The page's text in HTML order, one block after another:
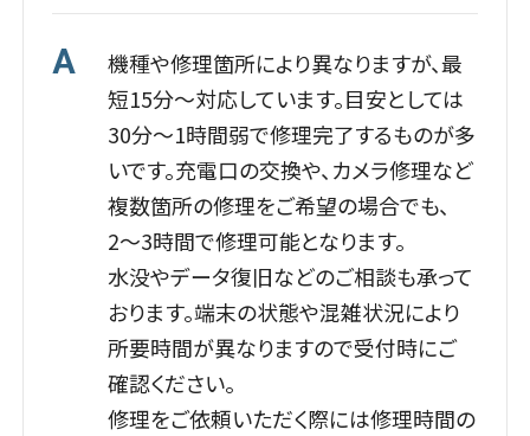
さい。
03.郵送いただいた端末を修理
お送りいただいた端末がお店に到
着後、修理を行います。
04.修理した端末を返送
A
機種や修理箇所により異なりますが、最
短15分～対応しています。目安としては
30分～1時間弱で修理完了するものが多
いです。充電口の交換や、カメラ修理など
複数箇所の修理をご希望の場合でも、
2〜3時間で修理可能となります。
水没やデータ復旧などのご相談も承って
おります。端末の状態や混雑状況により
所要時間が異なりますので受付時にご
確認ください。
修理をご依頼いただく際には修理時間の